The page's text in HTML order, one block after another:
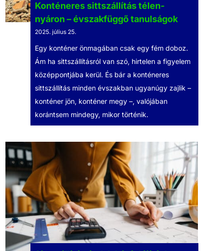
Konténeres sittszállítás télen-
nyáron – évszakfüggő tanulságok
2025. július 25.
Egy konténer önmagában csak egy fém doboz.
Ám ha sittszállításról van szó, hirtelen a figyelem
középpontjába kerül. És bár a konténeres
sittszállítás minden évszakban ugyanúgy zajlik –
konténer jön, konténer megy –, valójában
korántsem mindegy, mikor történik.